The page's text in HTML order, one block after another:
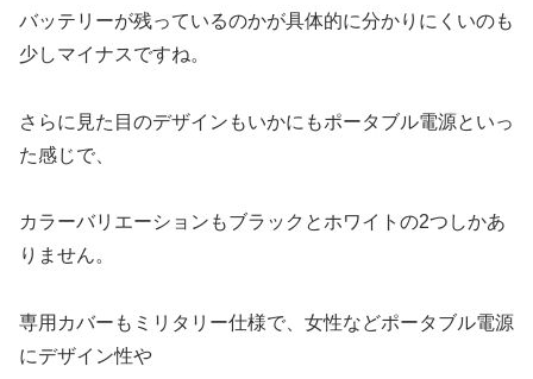
バッテリーが残っているのかが具体的に分かりにくいのも
少しマイナスですね。
さらに見た目のデザインもいかにもポータブル電源といっ
た感じで、
カラーバリエーションもブラックとホワイトの2つしかあ
りません。
専用カバーもミリタリー仕様で、女性などポータブル電源
にデザイン性や